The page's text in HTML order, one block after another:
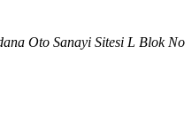
Oto Sanayi Sitesi L Blok No